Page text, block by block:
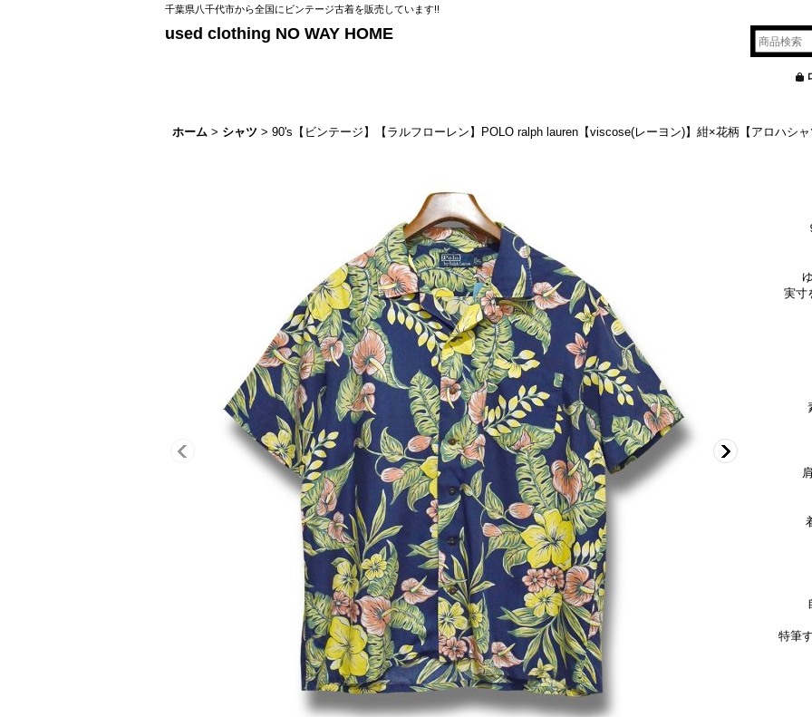
千葉県八千代市から全国にビンテージ古着を販売しています!!
used clothing NO WAY HOME
ホーム > シャツ > 90's【ビンテージ】【ラルフローレン】POLO ralph lauren【viscose(レーヨン)】紺×花柄【アロハシ
実寸
着
特筆